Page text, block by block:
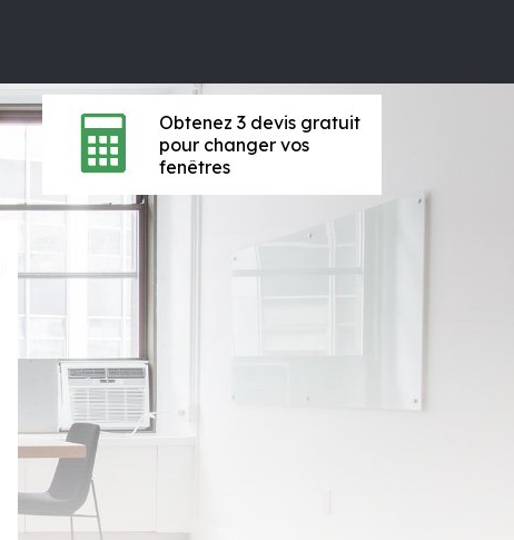
Obtenez 3 devis gratuit
pour changer vos
fenêtres